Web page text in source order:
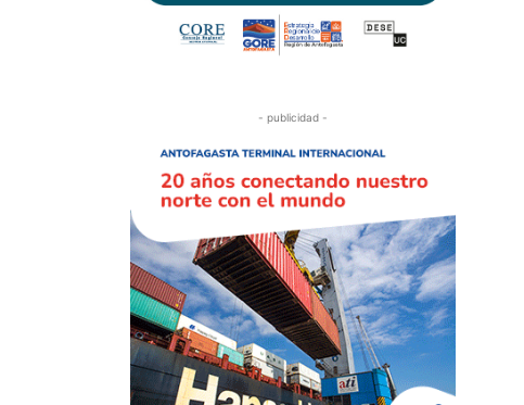
- publicidad -